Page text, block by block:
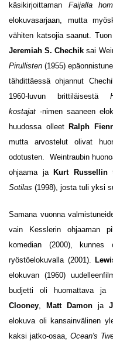
käsikirjoittaman Faijalla
elokuvasarjaan, mutta
vähiten katsojia saanut.
Jeremiah S. Chechik sai
Pirullisten (1955)
tähdittäessä ohjannut
1960-luvun brittiläisestä
kostajat -nimen saaneen
huudossa olleet Ralph
mutta arvostelut olivat
odotusten. Weintraubin
ohjaama ja Kurt Russellin
Sotilas (1998), josta tuli yksi
Samana vuonna
vain Kesslerin ohjaaman
komedian (2000), kunnes
ryöstöelokuvalla (2001).
elokuvan (1960)
budjetti oli huomattava ja
Clooney, Matt Damonja
elokuva oli kansainvälinen
kaksi jatko-osaa, Ocean's